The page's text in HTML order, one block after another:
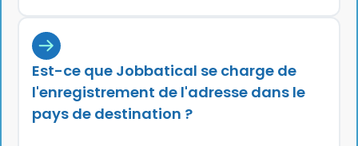
Est-ce que Jobbatical se charge de
l'enregistrement de l'adresse dans le
pays de destination ?